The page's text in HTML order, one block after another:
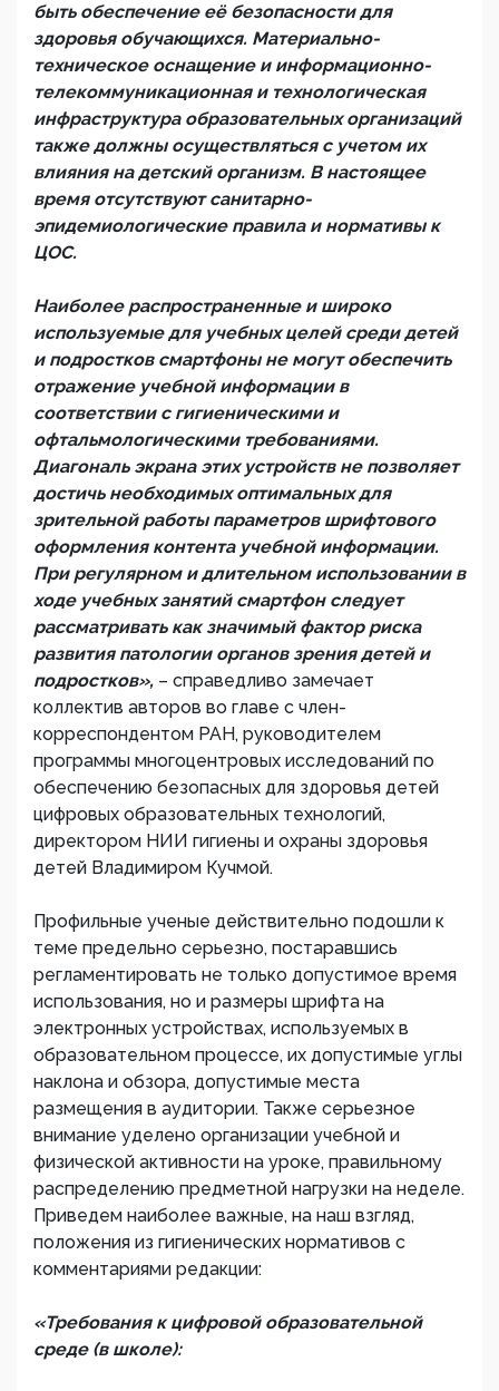
быть обеспечение её безопасности для
здоровья обучающихся. Материально-
техническое оснащение и информационно-
телекоммуникационная и технологическая
инфраструктура образовательных организаций
также должны осуществляться с учетом их
влияния на детский организм. В настоящее
время отсутствуют санитарно-
эпидемиологические правила и нормативы к
ЦОС.
Наиболее распространенные и широко
используемые для учебных целей среди детей
и подростков смартфоны не могут обеспечить
отражение учебной информации в
соответствии с гигиеническими и
офтальмологическими требованиями.
Диагональ экрана этих устройств не позволяет
достичь необходимых оптимальных для
зрительной работы параметров шрифтового
оформления контента учебной информации.
При регулярном и длительном использовании в
ходе учебных занятий смартфон следует
рассматривать как значимый фактор риска
развития патологии органов зрения детей и
подростков», – справедливо замечает
коллектив авторов во главе с член-
корреспондентом РАН, руководителем
программы многоцентровых исследований по
обеспечению безопасных для здоровья детей
цифровых образовательных технологий,
директором НИИ гигиены и охраны здоровья
детей Владимиром Кучмой.
Профильные ученые действительно подошли к
теме предельно серьезно, постаравшись
регламентировать не только допустимое время
использования, но и размеры шрифта на
электронных устройствах, используемых в
образовательном процессе, их допустимые углы
наклона и обзора, допустимые места
размещения в аудитории. Также серьезное
внимание уделено организации учебной и
физической активности на уроке, правильному
распределению предметной нагрузки на неделе.
Приведем наиболее важные, на наш взгляд,
положения из гигиенических нормативов с
комментариями редакции:
«Требования к цифровой образовательной
среде (в школе):